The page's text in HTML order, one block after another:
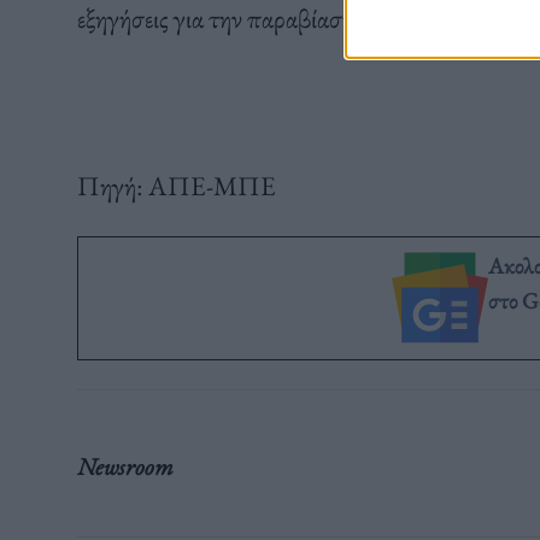
εξηγήσεις για την παραβίαση του πολωνικού
Πηγή: ΑΠΕ-ΜΠΕ
στο
Newsroom